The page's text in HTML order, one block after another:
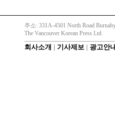
주소: 331A-4501 North Road
The Vancouver Korean Press Ltd.
회사소개 기사제보 광고안